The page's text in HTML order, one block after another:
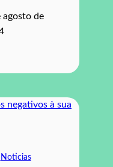
agosto de
Noticias